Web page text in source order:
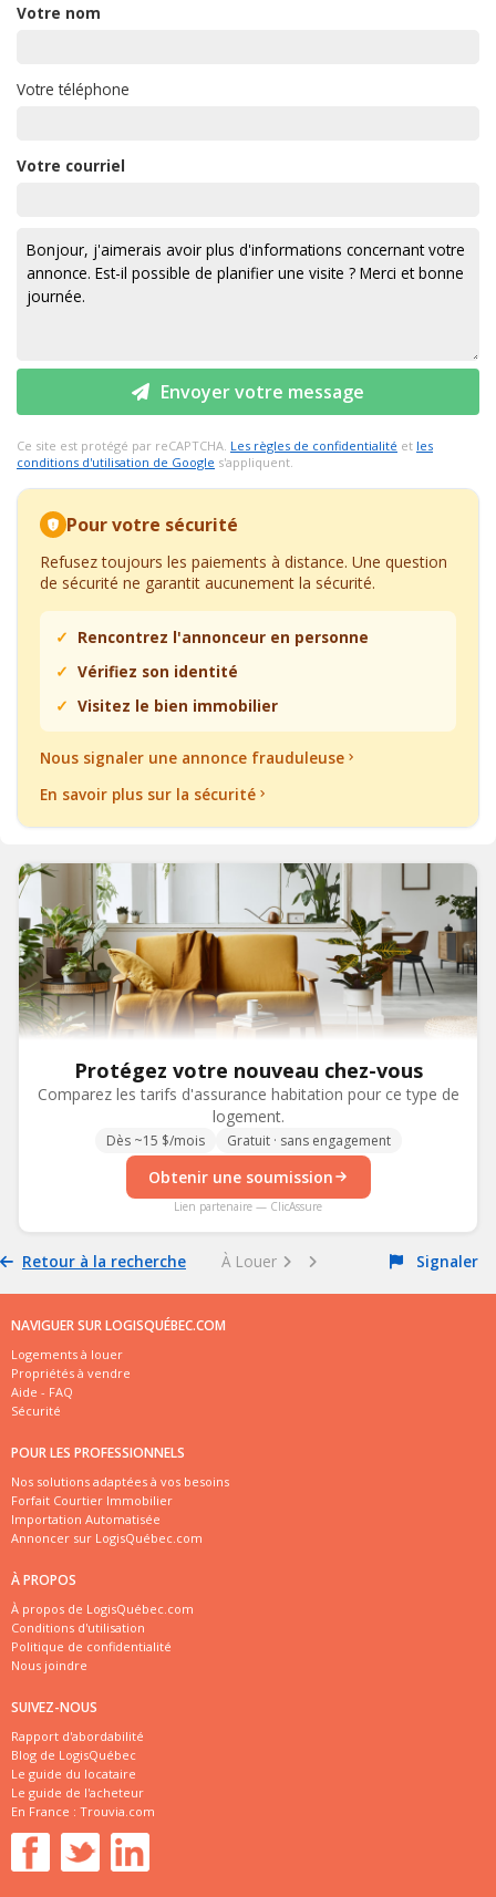
Votre nom
Votre téléphone
Votre courriel
Envoyer votre message
Ce site est protégé par reCAPTCHA. Les règles de confidentialité et les
conditions d'utilisation de Google s'appliquent.
Pour votre sécurité
Refusez toujours les paiements à distance. Une question
de sécurité ne garantit aucunement la sécurité.
Rencontrez l'annonceur en personne
Vérifiez son identité
Visitez le bien immobilier
Nous signaler une annonce frauduleuse
En savoir plus sur la sécurité
Protégez votre nouveau chez-vous
Comparez les tarifs d'assurance habitation pour ce type de
logement.
Dès ~15 $/mois Gratuit · sans engagement
Obtenir une soumission
Lien partenaire — ClicAssure
Retour à la recherche À Louer Signaler
NAVIGUER SUR LOGISQUÉBEC.COM
Logements à louer
Propriétés à vendre
Aide - FAQ
Sécurité
POUR LES PROFESSIONNELS
Nos solutions adaptées à vos besoins
Forfait Courtier Immobilier
Importation Automatisée
Annoncer sur LogisQuébec.com
À PROPOS
À propos de LogisQuébec.com
Conditions d'utilisation
Politique de confidentialité
Nous joindre
SUIVEZ-NOUS
Rapport d'abordabilité
Blog de LogisQuébec
Le guide du locataire
Le guide de l'acheteur
En France : Trouvia.com